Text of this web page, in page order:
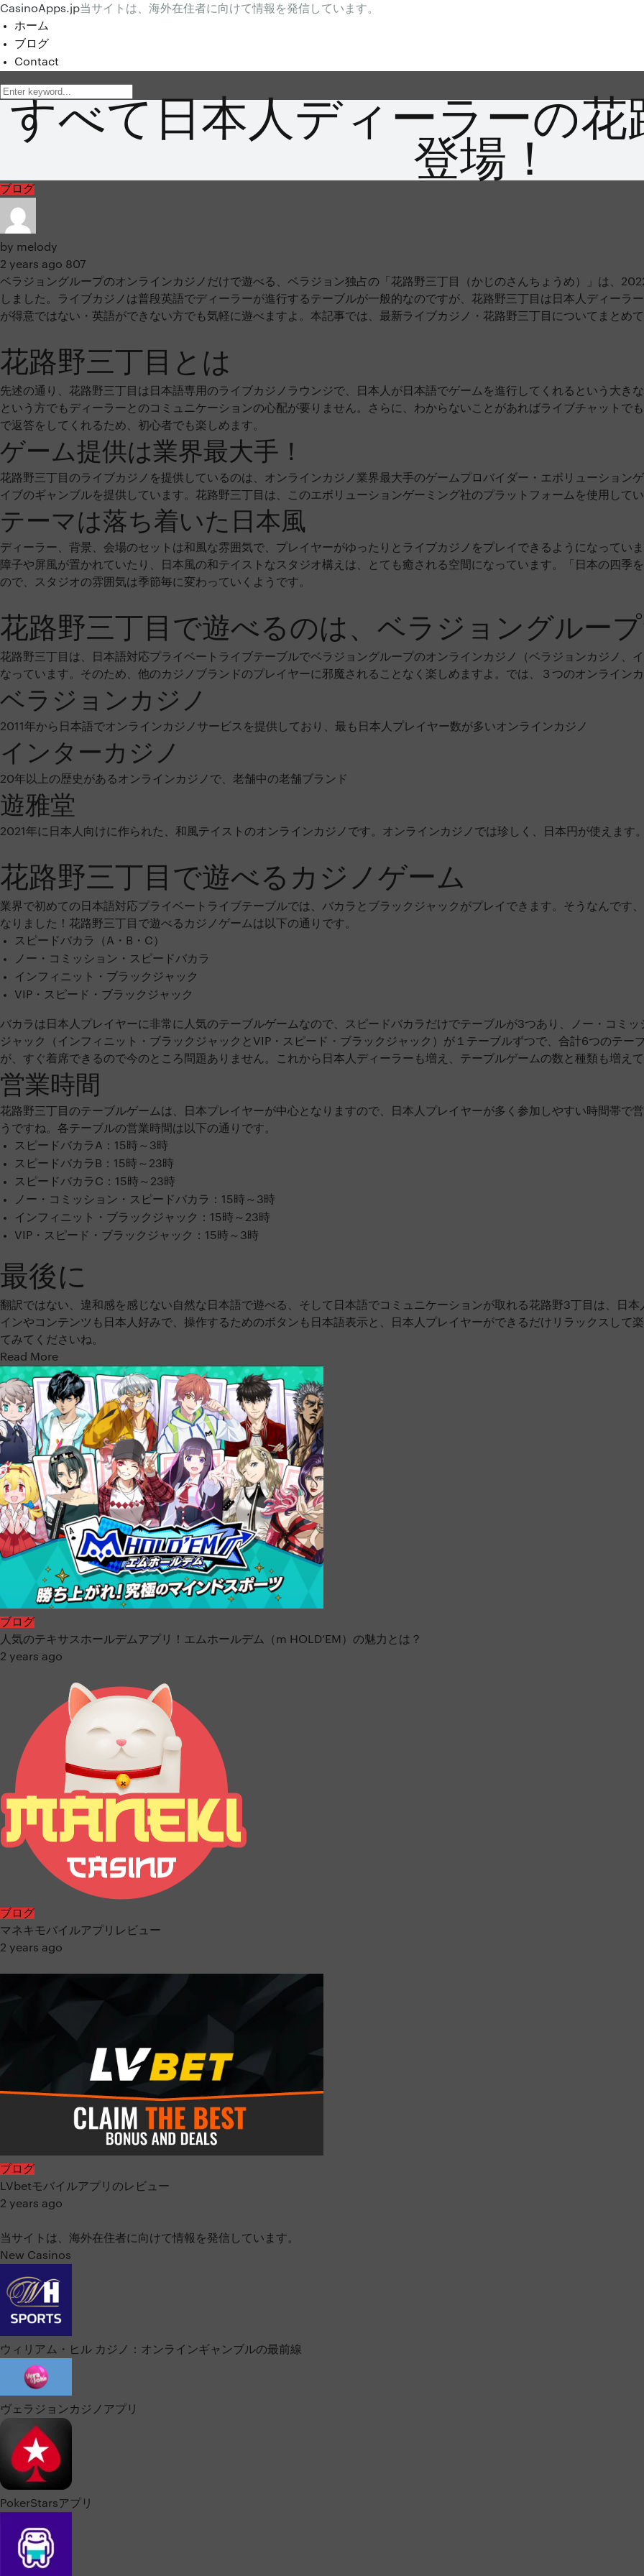
CasinoApps.jp当サイトは、海外在住者に向けて情報を発信しています。
ホーム
ブログ
Contact
すべて日本人ディーラーの花
登場！
ブログ
by melody
2 years ago 807
ベラジョングループのオンラインカジノだけで遊べる、ベラジョン独占の「花路野三丁目（かじのさんちょうめ）」は、
しました。ライブカジノは普段英語でディーラーが進行するテーブルが一般的なのですが、花路野三丁目は日本人ディーラ
が得意ではない・英語ができない方でも気軽に遊べますよ。本記事では、最新ライブカジノ・花路野三丁目についてまとめ
花路野三丁目とは
先述の通り、花路野三丁目は日本語専用のライブカジノラウンジで、日本人が日本語でゲームを進行してくれるという大き
という方でもディーラーとのコミュニケーションの心配が要りません。さらに、わからないことがあればライブチャットで
で返答をしてくれるため、初心者でも楽しめます。
ゲーム提供は業界最大手！
花路野三丁目のライブカジノを提供しているのは、オンラインカジノ業界最大手のゲームプロバイダー・エボリューション
イブのギャンブルを提供しています。花路野三丁目は、このエボリューションゲーミング社のプラットフォームを使用して
テーマは落ち着いた日本風
ディーラー、背景、会場のセットは和風な雰囲気で、プレイヤーがゆったりとライブカジノをプレイできるようになってい
障子や屏風が置かれていたり、日本風の和テイストなスタジオ構えは、とても癒される空間になっています。「日本の四季
ので、スタジオの雰囲気は季節毎に変わっていくようです。
花路野三丁目で遊べるのは、ベラジョングルー
花路野三丁目は、日本語対応プライベートライブテーブルでベラジョングループのオンラインカジノ（ベラジョンカジノ、
なっています。そのため、他のカジノブランドのプレイヤーに邪魔されることなく楽しめますよ。では、３つのオンライン
ベラジョンカジノ
2011年から日本語でオンラインカジノサービスを提供しており、最も日本人プレイヤー数が多いオンラインカジノ
インターカジノ
20年以上の歴史があるオンラインカジノで、老舗中の老舗ブランド
遊雅堂
2021年に日本人向けに作られた、和風テイストのオンラインカジノです。オンラインカジノでは珍しく、日本円が使えます
花路野三丁目で遊べるカジノゲーム
業界で初めての日本語対応プライベートライブテーブルでは、バカラとブラックジャックがプレイできます。そうなんです
なりました！花路野三丁目で遊べるカジノゲームは以下の通りです。
スピードバカラ（A・B・C）
ノー・コミッション・スピードバカラ
インフィニット・ブラックジャック
VIP・スピード・ブラックジャック
バカラは日本人プレイヤーに非常に人気のテーブルゲームなので、スピードバカラだけでテーブルが3つあり、ノー・コミ
ジャック（インフィニット・ブラックジャックとVIP・スピード・ブラックジャック）が１テーブルずつで、合計6つのテ
が、すぐ着席できるので今のところ問題ありません。これから日本人ディーラーも増え、テーブルゲームの数と種類も増え
営業時間
花路野三丁目のテーブルゲームは、日本プレイヤーが中心となりますので、日本人プレイヤーが多く参加しやすい時間帯で
うですね。各テーブルの営業時間は以下の通りです。
スピードバカラA：15時～3時
スピードバカラB：15時～23時
スピードバカラC：15時～23時
ノー・コミッション・スピードバカラ：15時～3時
インフィニット・ブラックジャック：15時～23時
VIP・スピード・ブラックジャック：15時～3時
最後に
翻訳ではない、違和感を感じない自然な日本語で遊べる、そして日本語でコミュニケーションが取れる花路野3丁目は、日
インやコンテンツも日本人好みで、操作するためのボタンも日本語表示と、日本人プレイヤーができるだけリラックスして
てみてくださいね。
Read More
ブログ
人気のテキサスホールデムアプリ！エムホールデム（m HOLD’EM）の魅力とは？
2 years ago
ブログ
マネキモバイルアプリレビュー
2 years ago
ブログ
LVbetモバイルアプリのレビュー
2 years ago
当サイトは、海外在住者に向けて情報を発信しています。
New Casinos
ウィリアム・ヒル カジノ：オンラインギャンブルの最前線
ヴェラジョンカジノアプリ
PokerStarsアプリ